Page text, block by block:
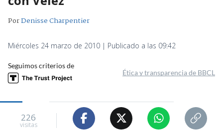
PorDenisse Charpentier
Miércoles 24 marzo de 2010 | Publicado a las 09:42
Seguimos criterios de
Ética y transparencia de BBCL
226
visitas